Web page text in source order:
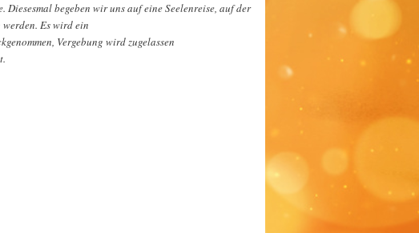
begeben wir uns auf eine Seelenreise, auf der
Es wird ein
Vergebung wird zugelassen